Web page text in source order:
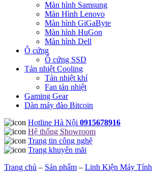
Màn hình Samsung
Màn Hình Lenovo
Màn hình GiGaByte
Màn hình HuGon
Màn hình Dell
Ô cứng
Ổ cứng SSD
Tản nhiệt Cooling
Tản nhiệt khí
Fan tản nhiệt
Gaming Gear
Dàn máy đào Bitcoin
Hotline Hà Nội 0915678916
Hệ thống Showroom
Trang tin công nghệ
Trang khuyến mãi
Trang chủ – Sản phẩm – Linh Kiện Máy Tính